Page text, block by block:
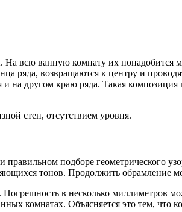
всю ванную комнату их
ряда, возвращаются к центру и
на другом краю ряда. Такая
стен, отсутствием уровня.
подборе геометрического
тонов. Продолжить обрамление
в несколько миллиметров
комнатах. Объясняется это тем, что